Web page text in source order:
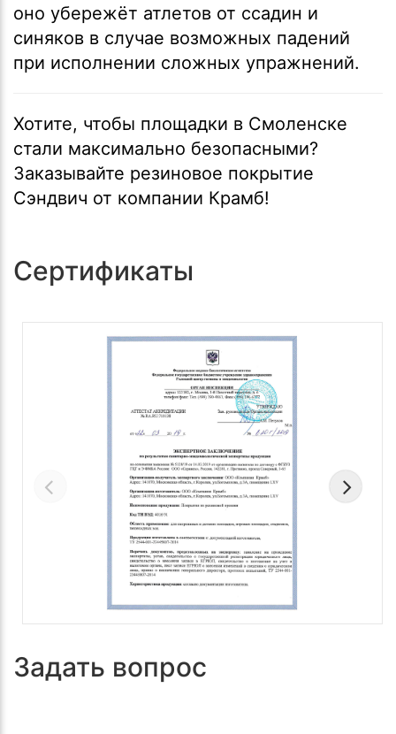
оно убережёт атлетов от ссадин и
синяков в случае возможных падений
при исполнении сложных упражнений.
Хотите, чтобы площадки в Смоленске
стали максимально безопасными?
Заказывайте резиновое покрытие
Сэндвич от компании Крамб!
Сертификаты
Задать вопрос